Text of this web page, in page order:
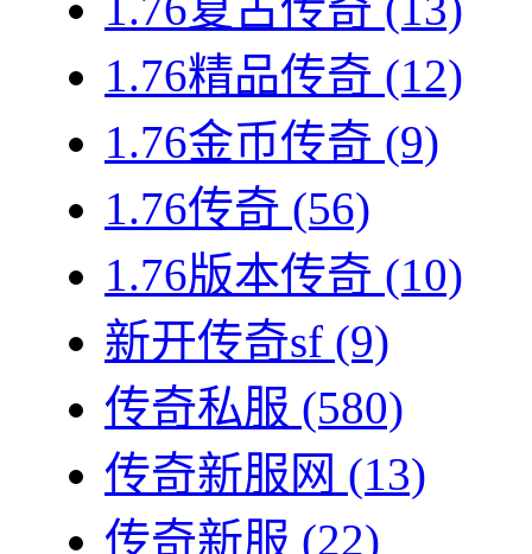
1.76精品传奇 (12)
1.76金币传奇 (9)
1.76传奇 (56)
1.76版本传奇 (10)
新开传奇sf (9)
传奇私服 (580)
传奇新服网 (13)
传奇新服 (22)